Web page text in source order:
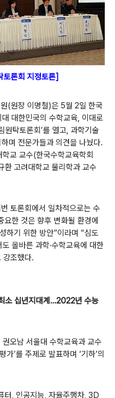
토론회 지정토론]
(원장 이명철)은 5월 2일 한국
대한민국의 수학교육, 이대로
원탁토론회’를 열고, 과학기술
며 전문가들과 의견을 나눴다.
교 교수(한국수학교육학회
환 고려대학교 물리학과 교수
토론회에서 일차적으로는 수
한 것은 향후 변화될 환경에
하기 위한 방안”이라며 “심도
올바른 과학∙수학교육에 대한
강조했다.
소 십년지대계…2022년 수능
오남 서울대 수학교육과 교수
’를 주제로 발표하며 ‘기하’의
터, 인공지능, 자율주행차, 3D